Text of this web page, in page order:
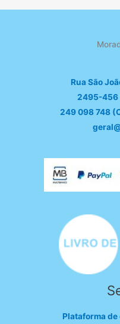
Rua São
2495-456
249 098 748
Plataforma